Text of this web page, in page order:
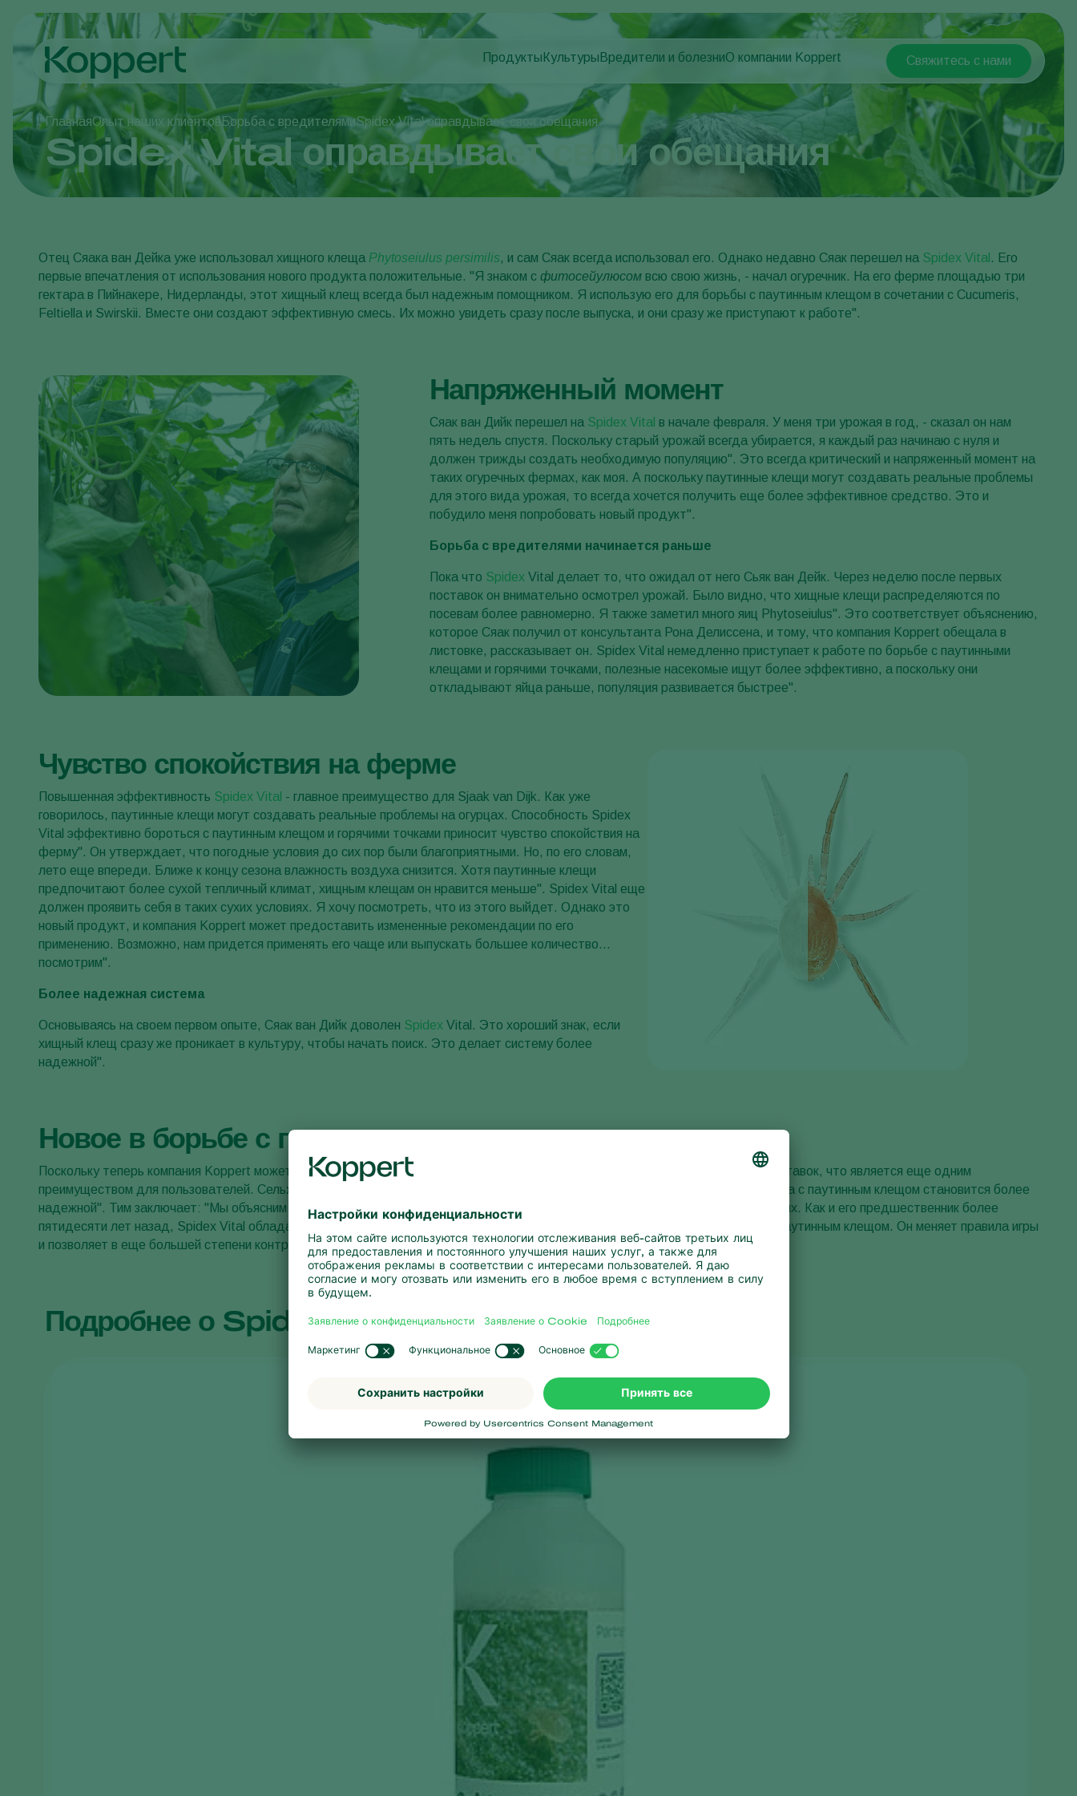
Продукты
Борьба с вредителями
Контроль заболеваний
Опыление
Здоровье растений
Использование\Применение
Продукты для мониторига
Культуры
Овощи защищенного грунта
Декоративные растения
Фрукты
овощи для открытого грунта
Пропашные культуры
Вредители и болезни
Вредители растений
Болезни растений
О компании Koppert
О компании Koppert
Новости и информация
Работа в Koppert
Контактные данные
Koppert Global
Austria
Belgium
Ecuador
Finland (Finnish)
Finland (Swedish)
India
Italy
Kenya
Paraguay
Poland
Portugal
Russia
Свяжитесь с нами
ГлавнаяОпыт наших клиентовБорьба с вредителямиSpidex Vital оправдывает свои обещания
Spidex Vital оправдывает свои обещания
Отец Сяака ван Дейка уже использовал хищного клеща Phytoseiulus persimilis, и сам Сяак всегда использовал его. Однако недавно Сяак перешел на Spidex Vital . Его
первые впечатления от использования нового продукта положительные. "Я знаком с фитосейулюсом всю свою жизнь, - начал огуречник. На его ферме площадью три
гектара в Пийнакере, Нидерланды, этот хищный клещ всегда был надежным помощником. Я использую его для борьбы с паутинным клещом в сочетании с Cucumeris,
Feltiella и Swirskii. Вместе они создают эффективную смесь. Их можно увидеть сразу после выпуска, и они сразу же приступают к работе".
Напряженный момент
Сяак ван Дийк перешел на Spidex Vital в начале февраля. У меня три урожая в год, - сказал он нам
пять недель спустя. Поскольку старый урожай всегда убирается, я каждый раз начинаю с нуля и
должен трижды создать необходимую популяцию". Это всегда критический и напряженный момент на
таких огуречных фермах, как моя. А поскольку паутинные клещи могут создавать реальные проблемы
для этого вида урожая, то всегда хочется получить еще более эффективное средство. Это и
побудило меня попробовать новый продукт".
Борьба с вредителями начинается раньше
Пока что Spidex Vital делает то, что ожидал от него Сьяк ван Дейк. Через неделю после первых
поставок он внимательно осмотрел урожай. Было видно, что хищные клещи распределяются по
посевам более равномерно. Я также заметил много яиц Phytoseiulus". Это соответствует объяснению,
которое Сяак получил от консультанта Рона Делиссена, и тому, что компания Koppert обещала в
листовке, рассказывает он. Spidex Vital немедленно приступает к работе по борьбе с паутинными
клещами и горячими точками, полезные насекомые ищут более эффективно, а поскольку они
откладывают яйца раньше, популяция развивается быстрее".
Чувство спокойствия на ферме
Повышенная эффективность Spidex Vital - главное преимущество для Sjaak van Dijk. Как уже
говорилось, паутинные клещи могут создавать реальные проблемы на огурцах. Способность Spidex
Vital эффективно бороться с паутинным клещом и горячими точками приносит чувство спокойствия на
ферму". Он утверждает, что погодные условия до сих пор были благоприятными. Но, по его словам,
лето еще впереди. Ближе к концу сезона влажность воздуха снизится. Хотя паутинные клещи
предпочитают более сухой тепличный климат, хищным клещам он нравится меньше". Spidex Vital еще
должен проявить себя в таких сухих условиях. Я хочу посмотреть, что из этого выйдет. Однако это
новый продукт, и компания Koppert может предоставить измененные рекомендации по его
применению. Возможно, нам придется применять его чаще или выпускать большее количество...
посмотрим".
Более надежная система
Основываясь на своем первом опыте, Сяак ван Дийк доволен Spidex Vital. Это хороший знак, если
хищный клещ сразу же проникает в культуру, чтобы начать поиск. Это делает систему более
надежной".
Новое в борьбе с паутинными клещами
Поскольку теперь компания Koppert может еще лучше контролировать условия производства, это повышает надежность поставок, что является еще одним
преимуществом для пользователей. Сельхозпроизводители получают огромную выгоду от применения
, и их борьба с паутинным клещом становится более
надежной". Тим заключает: "Мы объясним рынку дополнительные преимущества нового продукта в очень понятных выражениях. Как и его предшественник более
пятидесяти лет назад, Spidex Vital обладает полным потенциалом для того, чтобы стать переломным моментом в борьбе с паутинным клещом. Он меняет правила игры
и позволяет в еще большей степени контролировать паутинных клещей. А растениевод получает выгоду".
Подробнее о Spidex Vital